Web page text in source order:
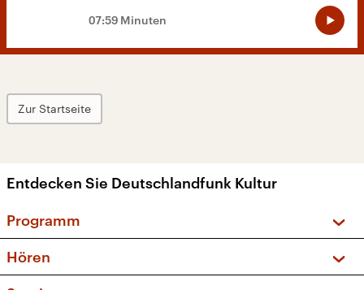
07:59 Minuten
Zur Startseite
Entdecken Sie Deutschlandfunk Kultur
Programm
Sendungen und Podcasts
Hören